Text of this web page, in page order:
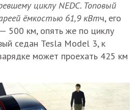
циклу NEDC. Топовый
ёмкостью 61,9 кВтч, его
500 км, опять же по циклу
седан Tesla Model 3, к
может проехать 425 км